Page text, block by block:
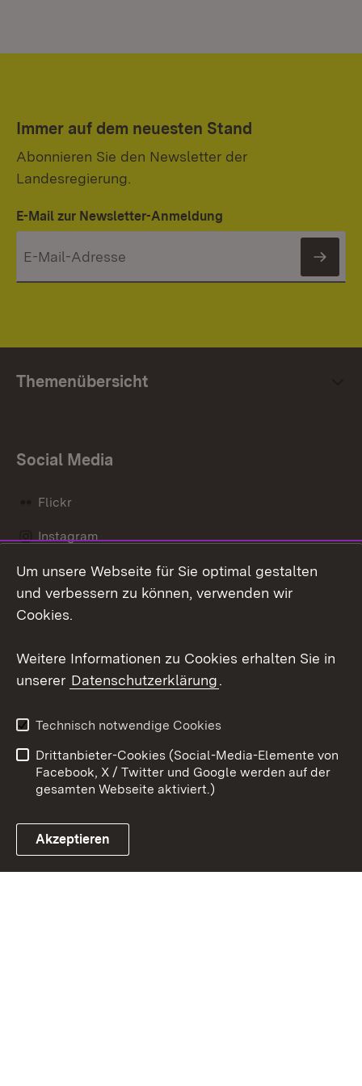
Immer auf dem neuesten Stand
Abonnieren Sie den Newsletter der
Landesregierung.
E-Mail zur Newsletter-Anmeldung
Themenübersicht
Social Media
Flickr
Instagram
Social Wall
Link zum Landesportal
Barrierefreiheit
Benutzungshinweise
Impressum
Cookies
Um unsere Webseite für Sie optimal gestalten
und verbessern zu können, verwenden wir
Cookies.
Weitere Informationen zu Cookies erhalten Sie in
unserer Datenschutzerklärung.
Technisch notwendige Cookies
Drittanbieter-Cookies (Social-Media-Elemente von
Facebook, X / Twitter und Google werden auf der
gesamten Webseite aktiviert.)
Akzeptieren